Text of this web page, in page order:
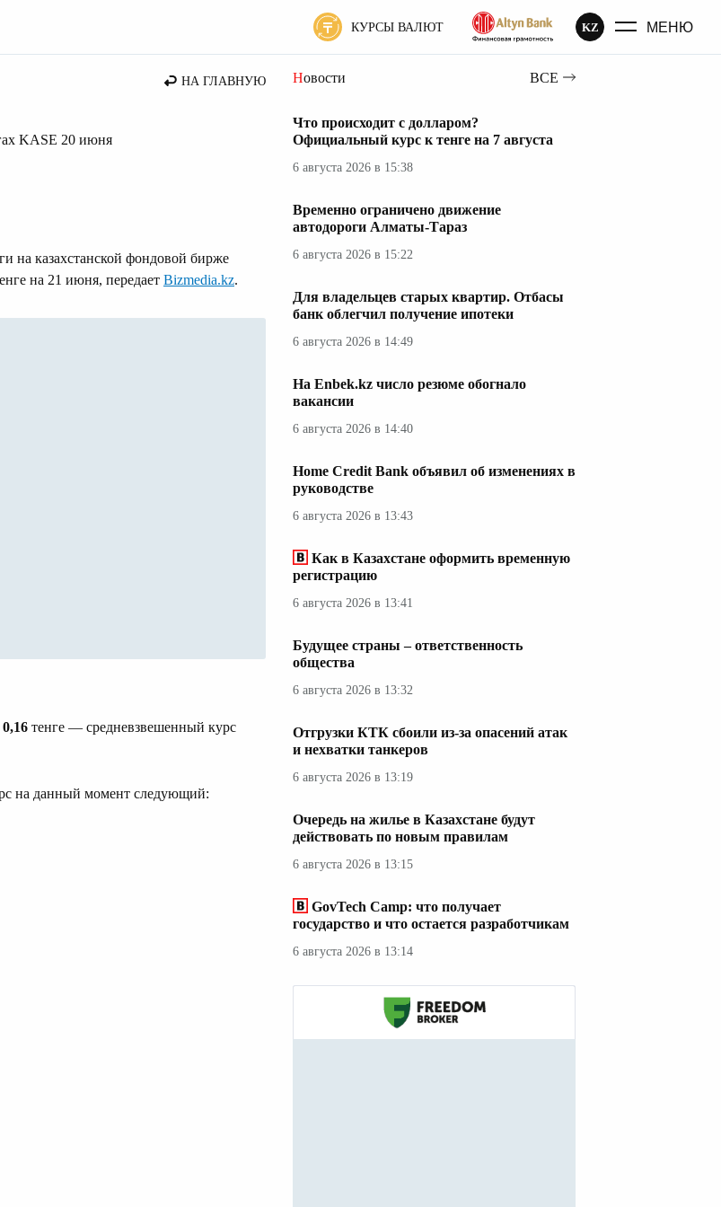
КУРСЫ ВАЛЮТ KZ МЕНЮ
НА ГЛАВНУЮ
KASE 20 июня
на казахстанской фондовой бирже
на 21 июня, передает Bizmedia.kz.
0,16 тенге — средневзвешенный курс
на данный момент следующий:
Новости ВСЕ
Что происходит с долларом?
Официальный курс к тенге на 7 августа
6 августа 2026 в 15:38
Временно ограничено движение
автодороги Алматы-Тараз
6 августа 2026 в 15:22
Для владельцев старых квартир. Отбасы
банк облегчил получение ипотеки
6 августа 2026 в 14:49
На Enbek.kz число резюме обогнало
вакансии
6 августа 2026 в 14:40
Home Credit Bank объявил об изменениях в
руководстве
6 августа 2026 в 13:43
Как в Казахстане оформить временную
регистрацию
6 августа 2026 в 13:41
Будущее страны – ответственность
общества
6 августа 2026 в 13:32
Отгрузки КТК сбоили из-за опасений атак
и нехватки танкеров
6 августа 2026 в 13:19
Очередь на жилье в Казахстане будут
действовать по новым правилам
6 августа 2026 в 13:15
GovTech Camp: что получает
государство и что остается разработчикам
6 августа 2026 в 13:14